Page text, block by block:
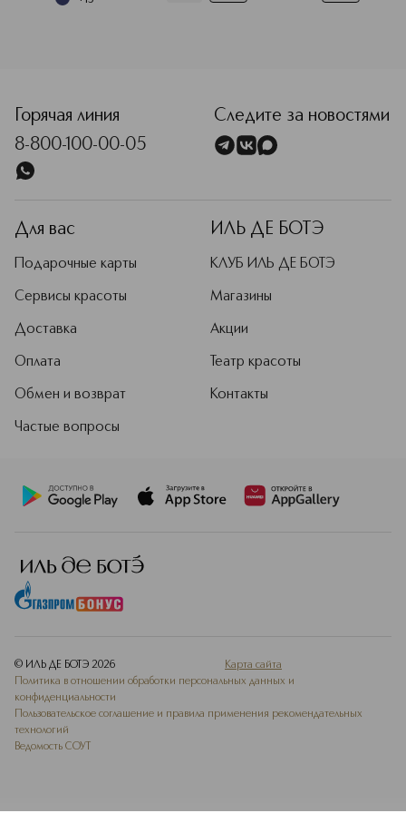
Горячая линия
8-800-100-00-05
Следите за новостями
Для вас
Подарочные карты
Сервисы красоты
Доставка
Оплата
Обмен и возврат
Частые вопросы
ИЛЬ ДЕ БОТЭ
КЛУБ ИЛЬ ДЕ БОТЭ
Магазины
Акции
Театр красоты
Контакты
© ИЛЬ ДЕ БОТЭ 2026
Карта сайта
Политика в отношении обработки персональных данных и
конфиденциальности
Пользовательское соглашение и правила применения рекомендательных
технологий
Ведомость СОУТ